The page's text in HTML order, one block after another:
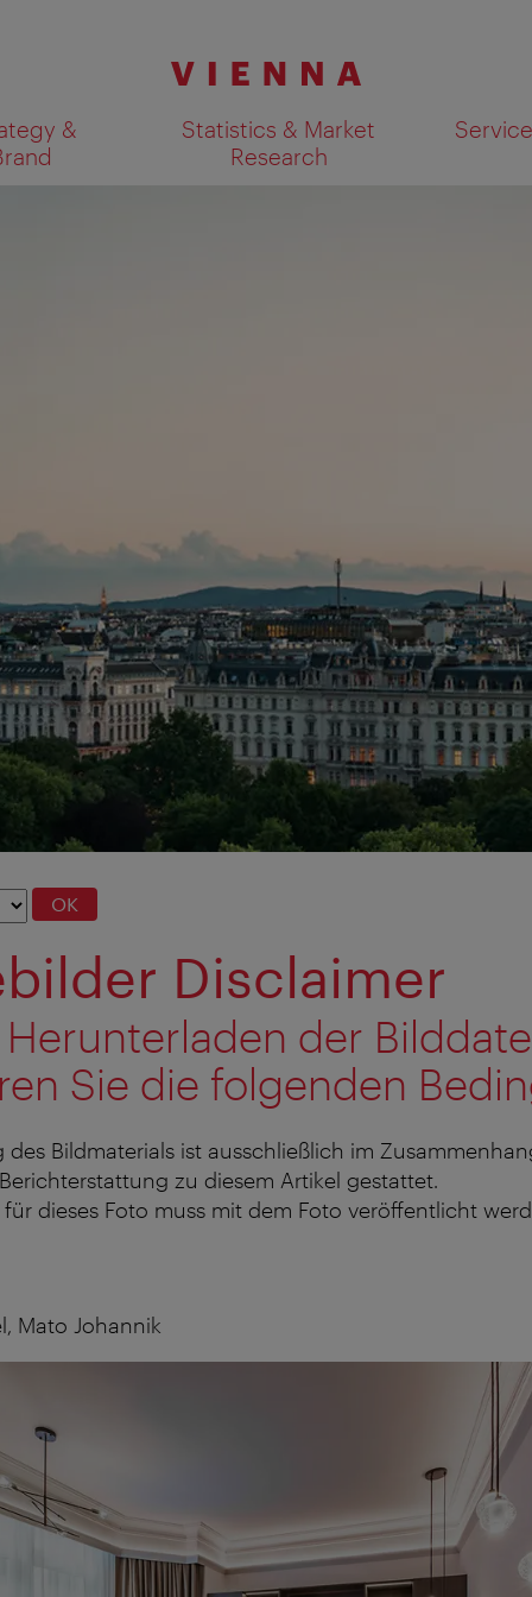
&
Statistics & Market
Research
OK
Disclaimer
der
Sie die folgenden
des Bildmaterials ist ausschließlich im
zu diesem Artikel gestattet.
dieses Foto muss mit dem Foto veröffentlicht
Mato Johannik